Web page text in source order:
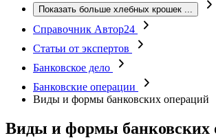
Показать больше хлебных крошек ...
Справочник Автор24
Статьи от экспертов
Банковское дело
Банковские операции
Виды и формы банковских операций
Виды и формы банковских